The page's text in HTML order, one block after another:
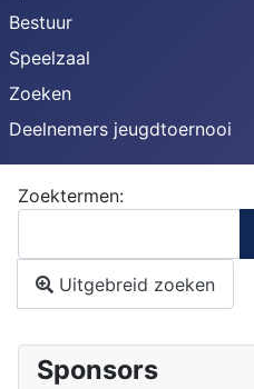
Bestuur
Speelzaal
Zoeken
Deelnemers jeugdtoernooi
Zoekformulier
Zoektermen:
Type 2 or more characters
Uitgebreid zoeken
Sponsors